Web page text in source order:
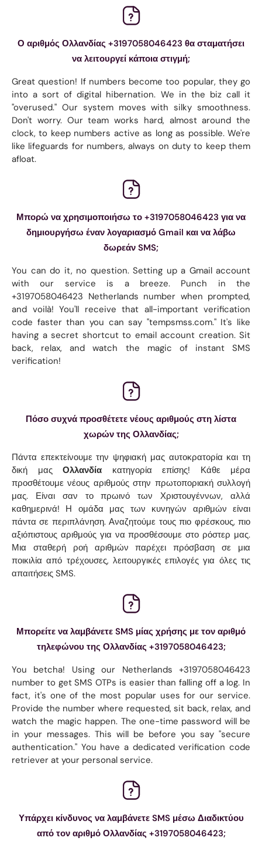
Ο αριθμός Ολλανδίας +3197058046423 θα σταματήσει
να λειτουργεί κάποια στιγμή;
Great question! If numbers become too popular, they go
into a sort of digital hibernation. We in the biz call it
"overused." Our system moves with silky smoothness.
Don't worry. Our team works hard, almost around the
clock, to keep numbers active as long as possible. We're
like lifeguards for numbers, always on duty to keep them
afloat.
Μπορώ να χρησιμοποιήσω το +3197058046423 για να
δημιουργήσω έναν λογαριασμό Gmail και να λάβω
δωρεάν SMS;
You can do it, no question. Setting up a Gmail account
with our service is a breeze. Punch in the
+3197058046423 Netherlands number when prompted,
and voilà! You'll receive that all-important verification
code faster than you can say "tempsmss.com." It's like
having a secret shortcut to email account creation. Sit
back, relax, and watch the magic of instant SMS
verification!
Πόσο συχνά προσθέτετε νέους αριθμούς στη λίστα
χωρών της Ολλανδίας;
Πάντα επεκτείνουμε την ψηφιακή μας αυτοκρατορία και τη
δική μας Ολλανδία κατηγορία επίσης! Κάθε μέρα
προσθέτουμε νέους αριθμούς στην πρωτοποριακή συλλογή
μας. Είναι σαν το πρωινό των Χριστουγέννων, αλλά
καθημερινά! Η ομάδα μας των κυνηγών αριθμών είναι
πάντα σε περιπλάνηση. Αναζητούμε τους πιο φρέσκους, πιο
αξιόπιστους αριθμούς για να προσθέσουμε στο ρόστερ μας.
Μια σταθερή ροή αριθμών παρέχει πρόσβαση σε μια
ποικιλία από τρέχουσες, λειτουργικές επιλογές για όλες τις
απαιτήσεις SMS.
Μπορείτε να λαμβάνετε SMS μίας χρήσης με τον αριθμό
τηλεφώνου της Ολλανδίας +3197058046423;
You betcha! Using our Netherlands +3197058046423
number to get SMS OTPs is easier than falling off a log. In
fact, it's one of the most popular uses for our service.
Provide the number where requested, sit back, relax, and
watch the magic happen. The one-time password will be
in your messages. This will be before you say "secure
authentication." You have a dedicated verification code
retriever at your personal service.
Υπάρχει κίνδυνος να λαμβάνετε SMS μέσω Διαδικτύου
από τον αριθμό Ολλανδίας +3197058046423;